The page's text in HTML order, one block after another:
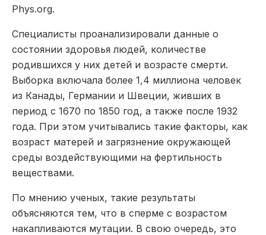
Phys.org.
Специалисты проанализировали данные о
состоянии здоровья людей, количестве
родившихся у них детей и возрасте смерти.
Выборка включала более 1,4 миллиона человек
из Канады, Германии и Швеции, живших в
период с 1670 по 1850 год, а также после 1932
года. При этом учитывались такие факторы, как
возраст матерей и загрязнение окружающей
среды воздействующими на фертильность
веществами.
По мнению ученых, такие результаты
объясняются тем, что в сперме с возрастом
накапливаются мутации. В свою очередь, это